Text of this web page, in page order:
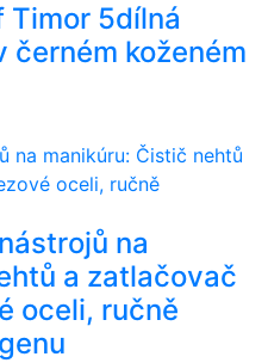
Timor 5dílná
černém koženém
na
a zatlačovač
oceli, ručně